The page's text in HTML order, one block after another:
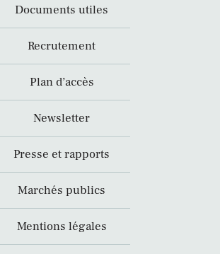
Documents utiles
Recrutement
Plan d’accès
Newsletter
Presse et rapports
Marchés publics
Mentions légales